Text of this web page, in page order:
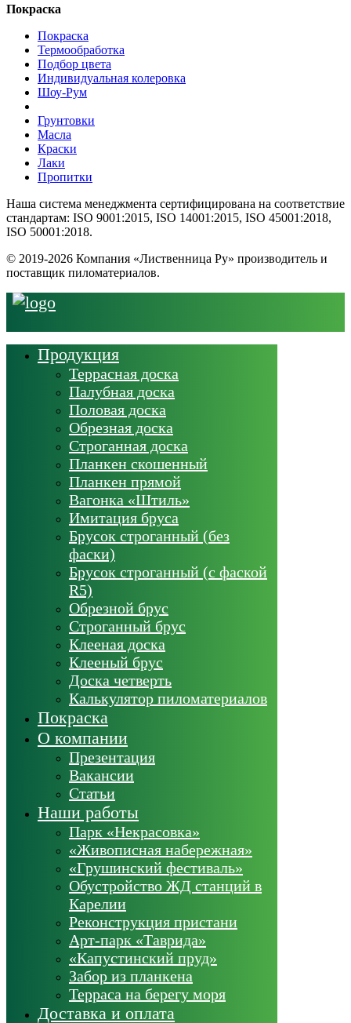
Покраска
Покраска
Термообработка
Подбор цвета
Индивидуальная колеровка
Шоу-Рум
Грунтовки
Масла
Краски
Лаки
Пропитки
Наша система менеджмента сертифицирована на соответствие
стандартам: ISO 9001:2015, ISO 14001:2015, ISO 45001:2018,
ISO 50001:2018.
© 2019-2026 Компания «Лиственница Ру» производитель и
поставщик пиломатериалов.
Продукция
Террасная доска
Палубная доска
Половая доска
Обрезная доска
Строганная доска
Планкен скошенный
Планкен прямой
Вагонка «Штиль»
Имитация бруса
Брусок строганный (без
фаски)
Брусок строганный (с фаской
R5)
Обрезной брус
Строганный брус
Клееная доска
Клееный брус
Доска четверть
Калькулятор пиломатериалов
Покраска
О компании
Презентация
Вакансии
Статьи
Наши работы
Парк «Некрасовка»
«Живописная набережная»
«Грушинский фестиваль»
Обустройство ЖД станций в
Карелии
Реконструкция пристани
Арт-парк «Таврида»
«Капустинский пруд»
Забор из планкена
Терраса на берегу моря
Доставка и оплата